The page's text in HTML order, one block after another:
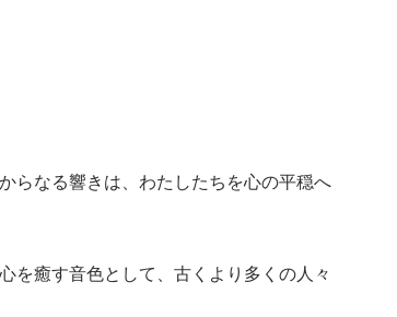
らなる響きは、わたしたちを心の平穏へ
を癒す音色として、古くより多くの人々